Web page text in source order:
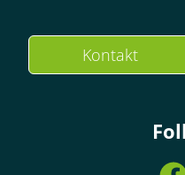
Kontakt